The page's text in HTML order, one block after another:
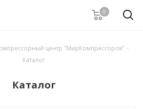
0
центр "МирКомпрессоров" -
Каталог
Каталог